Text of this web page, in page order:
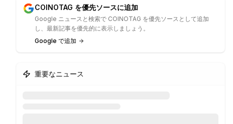
COINOTAG を優先ソースに追加
Google ニュースと検索で COINOTAG を優先ソースとして追加
し、最新記事を優先的に表示しましょう。
Google で追加
重要なニュース